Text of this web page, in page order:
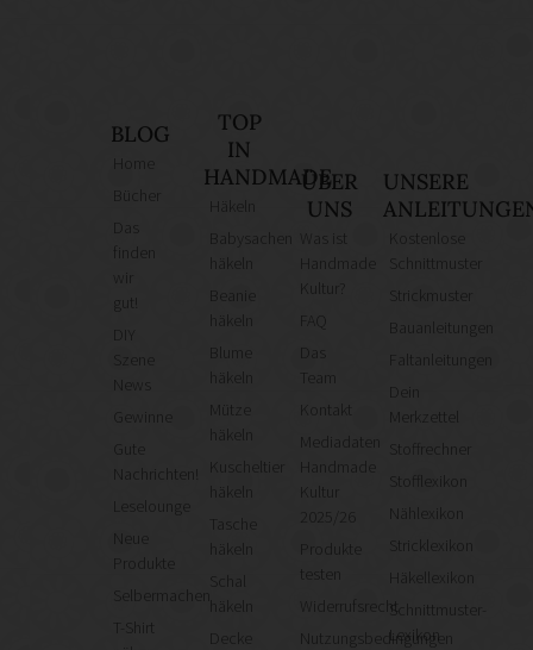
BLOG
finden
gut!
News
Gute
Nachrichten!
Leselounge
Neue
Produkte
Selbermachen
T-Shirt
TOP
IN
HANDMADE
häkeln
häkeln
Mütze
häkeln
Kuscheltier
häkeln
Tasche
häkeln
ÜBER
UNS
Was ist
Kultur?
Team
Kontakt
Mediadaten
Kultur
2025/26
Produkte
testen
Widerrufsrecht
Nutzungsbedingungen
UNSERE
Kostenlose
Schnittmuster
Strickmuster
Bauanleitungen
Faltanleitungen
Merkzettel
Stoffrechner
Stofflexikon
Nählexikon
Stricklexikon
Häkellexikon
Schnittmuster-
Lexikon